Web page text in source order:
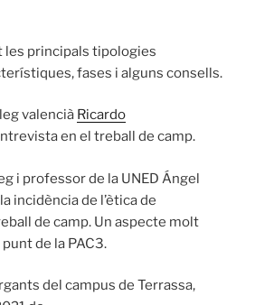
les principals tipologies
fases i alguns consells.
valencià Ricardo
en el treball de camp.
i professor de la UNED Ángel
incidència de l’ètica de
de camp. Un aspecte molt
de la PAC3.
del campus de Terrassa,